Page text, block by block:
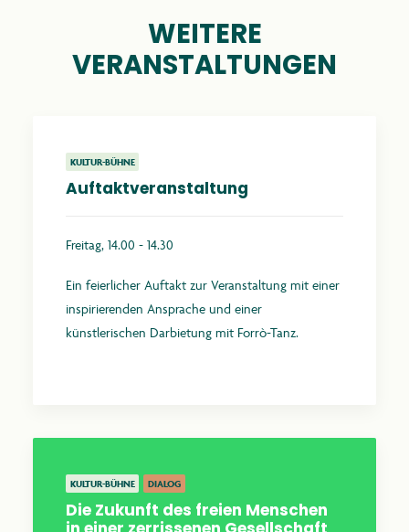
WEITERE
VERANSTALTUNGEN
KULTUR-BÜHNE
Auftaktveranstaltung
Freitag, 14.00 - 14.30
Ein feierlicher Auftakt zur Veranstaltung mit einer
inspirierenden Ansprache und einer
künstlerischen Darbietung mit Forrò-Tanz.
KULTUR-BÜHNE DIALOG
Die Zukunft des freien Menschen